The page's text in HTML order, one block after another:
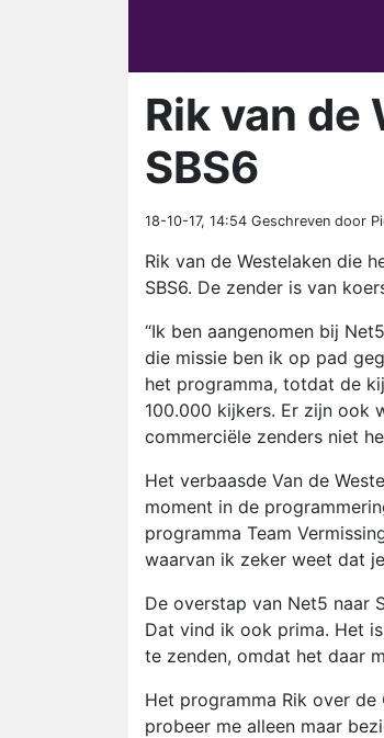
Rik van de
SBS6
18-10-17, 14:54 Geschreven door
Rik van de Westelaken die
SBS6. De zender is van
“Ik ben aangenomen bij
die missie ben ik op pad
het programma, totdat de
100.000 kijkers. Er zijn ook
commerciële zenders niet
Het verbaasde Van de
moment in de
programma Team
waarvan ik zeker weet dat
De overstap van Net5 naar
Dat vind ik ook prima. Het
te zenden, omdat het daar
Het programma Rik over
probeer me alleen maar